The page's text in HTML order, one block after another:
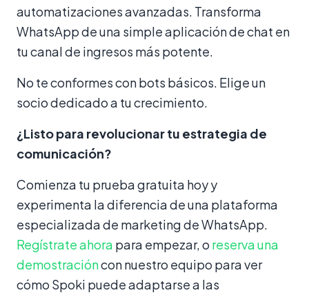
automatizaciones avanzadas. Transforma
WhatsApp de una simple aplicación de chat en
tu canal de ingresos más potente.
No te conformes con bots básicos. Elige un
socio dedicado a tu crecimiento.
¿Listo para revolucionar tu estrategia de
comunicación?
Comienza tu prueba gratuita hoy y
experimenta la diferencia de una plataforma
especializada de marketing de WhatsApp.
Regístrate ahora para empezar, o reserva una
demostracióncon nuestro equipo para ver
cómo Spoki puede adaptarse a las